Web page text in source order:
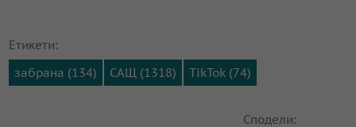
Етикети:
забрана (134)
САЩ (1318) TikTok (74)
Сподели: